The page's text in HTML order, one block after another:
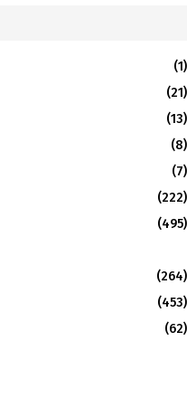
R
(1)
(21)
(13)
(8)
(7)
(222)
(495)
(264)
(453)
(62)